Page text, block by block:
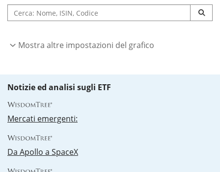
Mostra altre impostazioni del grafico
Notizie ed analisi sugli ETF
Mercati emergenti:
Da Apollo a SpaceX